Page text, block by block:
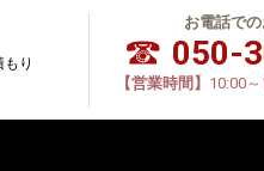
り
お電話で
050-
【営業時間】 10:00